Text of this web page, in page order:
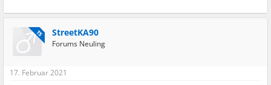
TS StreetKA90
Forums Neuling
17. Februar 2021